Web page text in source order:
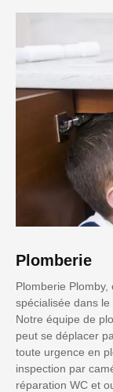
Plomberie
Plomberie
spécialisée dans le
Notre équipe de
peut se déplacer
toute urgence en
inspection par
réparation WC et